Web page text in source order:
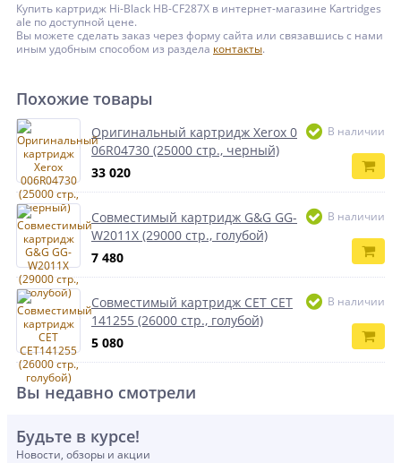
Купить картридж Hi-Black HB-CF287X в интернет-магазине Kartridges
ale по доступной цене.
Вы можете сделать заказ через форму сайта или связавшись с нами
иным удобным способом из раздела контакты.
Похожие товары
Оригинальный картридж Xerox 0
06R04730 (25000 стр., черный)
33 020
В наличии
Совместимый картридж G&G GG-
W2011X (29000 стр., голубой)
7 480
В наличии
Совместимый картридж CET CET
141255 (26000 стр., голубой)
5 080
В наличии
Вы недавно смотрели
Будьте в курсе!
Новости, обзоры и акции